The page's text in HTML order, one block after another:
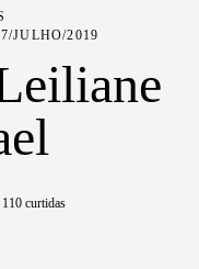
JULHO/2019
110curtidas